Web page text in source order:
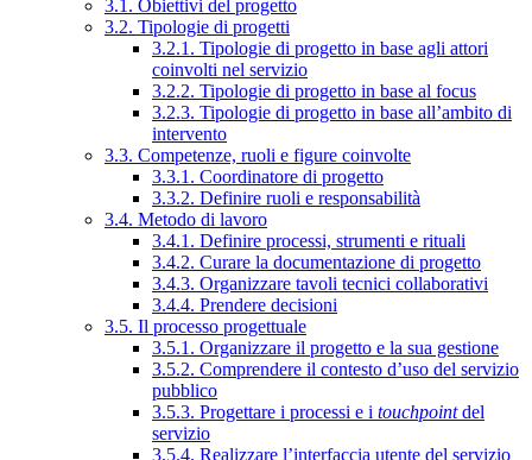
3.1. Obiettivi del progetto
3.2. Tipologie di progetti
3.2.1. Tipologie di progetto in base agli attori
coinvolti nel servizio
3.2.2. Tipologie di progetto in base al focus
3.2.3. Tipologie di progetto in base all’ambito di
intervento
3.3. Competenze, ruoli e figure coinvolte
3.3.1. Coordinatore di progetto
3.3.2. Definire ruoli e responsabilità
3.4. Metodo di lavoro
3.4.1. Definire processi, strumenti e rituali
3.4.2. Curare la documentazione di progetto
3.4.3. Organizzare tavoli tecnici collaborativi
3.4.4. Prendere decisioni
3.5. Il processo progettuale
3.5.1. Organizzare il progetto e la sua gestione
3.5.2. Comprendere il contesto d’uso del servizio
pubblico
3.5.3. Progettare i processi e i touchpointdel
servizio
3.5.4. Realizzare l’interfaccia utente del servizio